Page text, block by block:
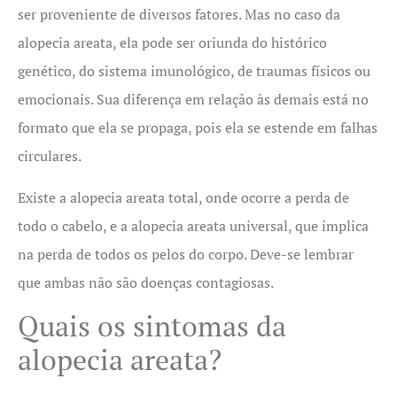
ser proveniente de diversos fatores. Mas no caso da
alopecia areata, ela pode ser oriunda do histórico
genético, do sistema imunológico, de traumas físicos ou
emocionais. Sua diferença em relação às demais está no
formato que ela se propaga, pois ela se estende em falhas
circulares.
Existe a alopecia areata total, onde ocorre a perda de
todo o cabelo, e a alopecia areata universal, que implica
na perda de todos os pelos do corpo. Deve-se lembrar
que ambas não são doenças contagiosas.
Quais os sintomas da
alopecia areata?